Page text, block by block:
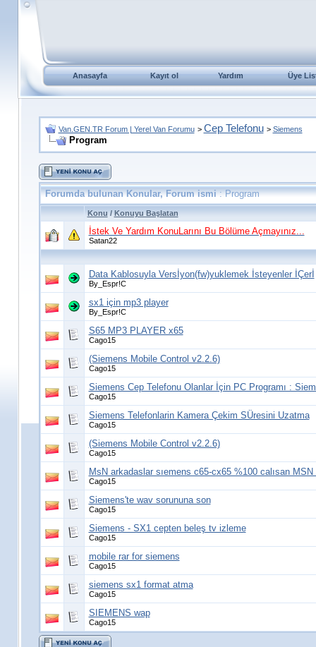
Anasayfa Kayıt ol Yardım Üye
Van.GEN.TR Forum | Yerel Van Forumu > Cep Telefonu > Siemens
Program
Forumda bulunan Konular, Forum ismi: Program
Konu / Konuyu Başlatan
İstek Ve Yardım KonuLarını Bu Bölüme Açmayınız...
Satan22
Data Kablosuyla Versİyon(fw)yuklemek İsteyenler İÇerİ
By_Espr!C
sx1 için mp3 player
By_Espr!C
S65 MP3 PLAYER x65
Cago15
(Siemens Mobile Control v2.2.6)
Cago15
Siemens Cep Telefonu Olanlar İçin PC Programı :
Cago15
Siemens Telefonlarin Kamera Çekim SÜresini Uzatma
Cago15
(Siemens Mobile Control v2.2.6)
Cago15
MsN arkadaslar sıemens c65-cx65 %100 calısan MSN
Cago15
Siemens'te wav sorununa son
Cago15
Siemens - SX1 cepten beleş tv izleme
Cago15
mobile rar for siemens
Cago15
siemens sx1 format atma
Cago15
SIEMENS wap
Cago15